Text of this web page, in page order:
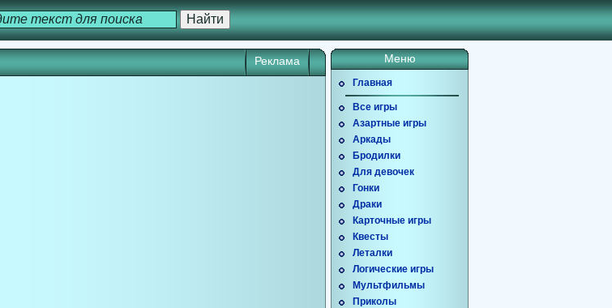
Реклама Меню
Главная
Все игры
Азартные игры
Аркады
Бродилки
Для девочек
Гонки
Драки
Карточные игры
Квесты
Леталки
Логические игры
Мультфильмы
Приколы